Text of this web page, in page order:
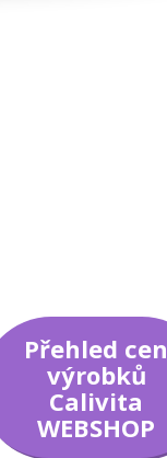
Přehled cen
výrobků
Calivita
WEBSHOP